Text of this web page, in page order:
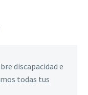
discapacidad e
todas tus